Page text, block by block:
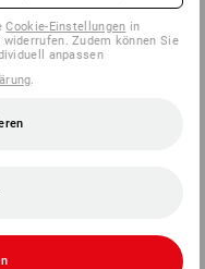
Cookie-Einstellungen in
Zudem können Sie
anpassen
.